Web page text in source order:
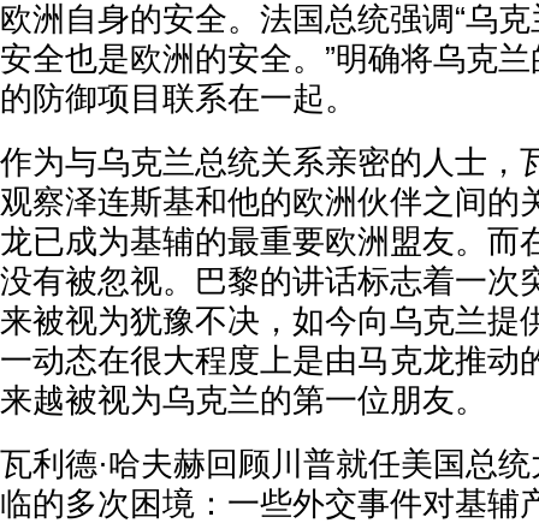
欧洲自身的安全。法国总统强调“乌
安全也是欧洲的安全。”明确将乌克
的防御项目联系在一起。
作为与乌克兰总统关系亲密的人士，
观察泽连斯基和他的欧洲伙伴之间的
龙已成为基辅的最重要欧洲盟友。而
没有被忽视。巴黎的讲话标志着一次
来被视为犹豫不决，如今向乌克兰提
一动态在很大程度上是由马克龙推动
来越被视为乌克兰的第一位朋友。
瓦利德·哈夫赫回顾川普就任美国总
临的多次困境：一些外交事件对基辅